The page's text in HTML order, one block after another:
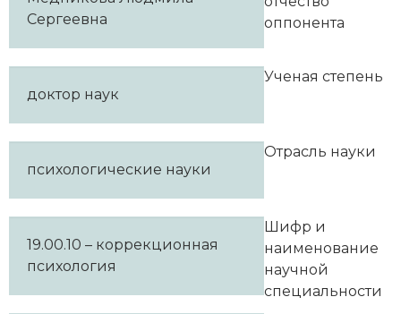
Сергеевна
оппонента
доктор наук
Ученая степень
психологические науки
Отрасль науки
19.00.10 – коррекционная
психология
Шифр и
наименование
научной
специальности